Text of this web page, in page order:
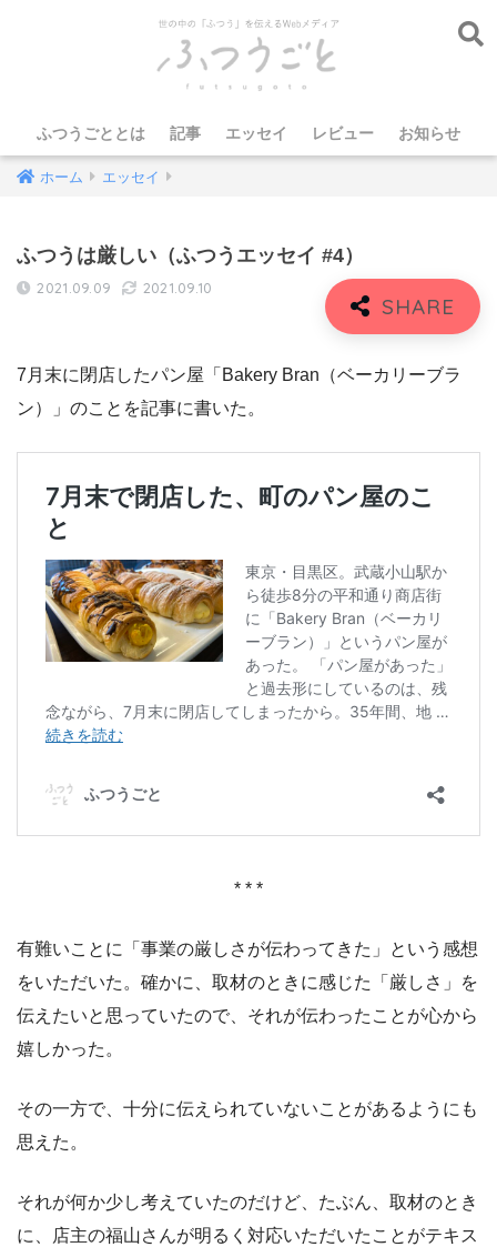
ふつうごととは 記事 エッセイ レビュー お知らせ
ホーム エッセイ
ふつうは厳しい（ふつうエッセイ #4）
2021.09.09 2021.09.10
7月末に閉店したパン屋「Bakery Bran（ベーカリーブラ
ン）」のことを記事に書いた。
* * *
有難いことに「事業の厳しさが伝わってきた」という感想
をいただいた。確かに、取材のときに感じた「厳しさ」を
伝えたいと思っていたので、それが伝わったことが心から
嬉しかった。
その一方で、十分に伝えられていないことがあるようにも
思えた。
それが何か少し考えていたのだけど、たぶん、取材のとき
に、店主の福山さんが明るく対応いただいたことがテキス